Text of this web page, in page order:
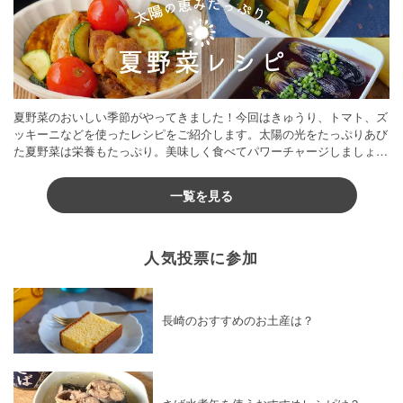
夏野菜のおいしい季節がやってきました！今回はきゅうり、トマト、ズ
ッキーニなどを使ったレシピをご紹介します。太陽の光をたっぷりあび
た夏野菜は栄養もたっぷり。美味しく食べてパワーチャージしましょう
一覧を見る
人気投票に参加
長崎のおすすめのお土産は？